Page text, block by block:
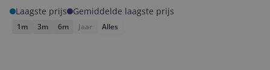
Laagste prijs
Gemiddelde laagste prijs
1m 3m 6m Jaar Alles